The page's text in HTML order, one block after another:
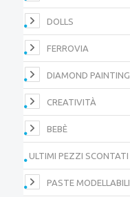
DOLLS
FERROVIA
DIAMOND PAINTING
CREATIVITÀ
BEBÈ
ULTIMI PEZZI SCONTATI
PASTE MODELLABILI